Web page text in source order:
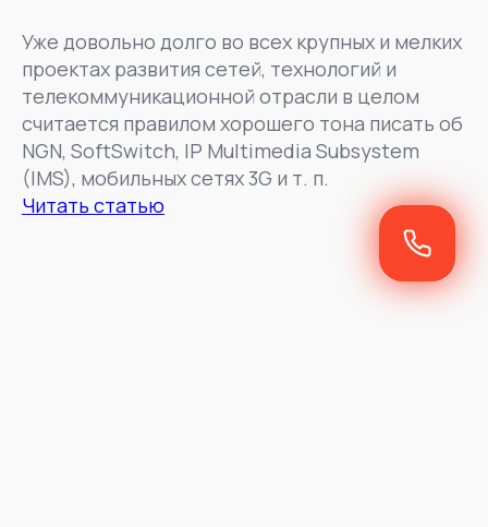
Уже довольно долго во всех крупных и мелких
проектах развития сетей, технологий и
телекоммуникационной отрасли в целом
считается правилом хорошего тона писать об
NGN, SoftSwitch, IP Multimedia Subsystem
(IMS), мобильных сетях 3G и т. п.
Читать статью